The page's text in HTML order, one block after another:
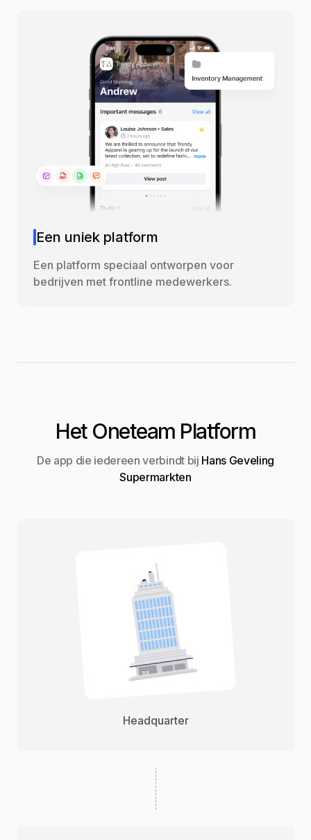
Een uniek platform
Een platform speciaal ontworpen voor
bedrijven met frontline medewerkers.
Het Oneteam Platform
De app die iedereen verbindt bij Hans Geveling
Supermarkten
Headquarter